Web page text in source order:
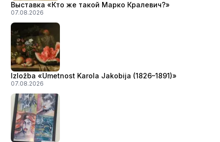
Выставка «Кто же такой Марко Кралевич?»
07.08.2026
Izložba «Umetnost Karola Jakobija (1826–1891)»
07.08.2026